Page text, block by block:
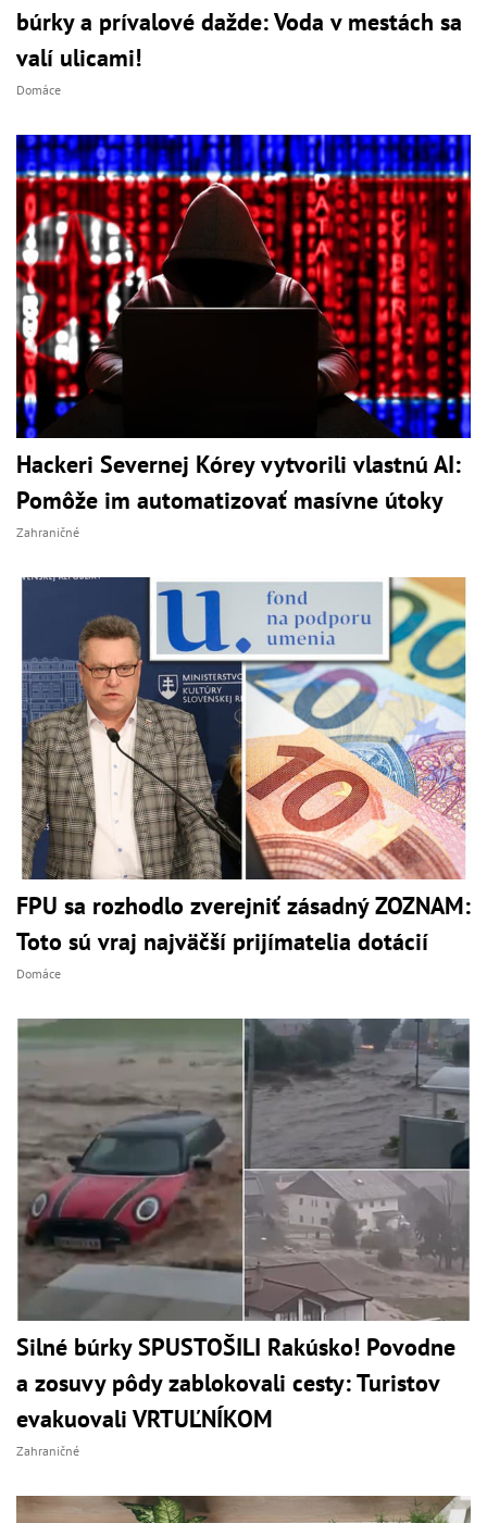
búrky a prívalové dažde: Voda v mestách sa
valí ulicami!
Domáce
Hackeri Severnej Kórey vytvorili vlastnú AI:
Pomôže im automatizovať masívne útoky
Zahraničné
FPU sa rozhodlo zverejniť zásadný ZOZNAM:
Toto sú vraj najväčší prijímatelia dotácií
Domáce
Silné búrky SPUSTOŠILI Rakúsko! Povodne
a zosuvy pôdy zablokovali cesty: Turistov
evakuovali VRTUĽNÍKOM
Zahraničné